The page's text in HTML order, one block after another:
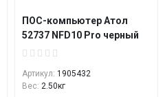
ПОС-компьютер Атол
52737 NFD10 Pro черный
Артикул: 1905432
Вес: 2.50кг